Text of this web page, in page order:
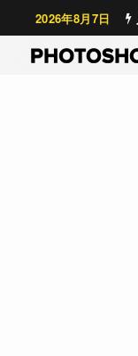
2026年8月7日